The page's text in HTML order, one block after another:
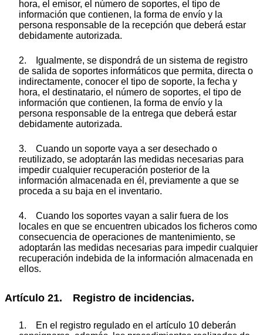
hora, el emisor, el número de soportes, el tipo de
información que contienen, la forma de envío y la
persona responsable de la recepción que deberá estar
debidamente autorizada.
2. Igualmente, se dispondrá de un sistema de registro
de salida de soportes informáticos que permita, directa o
indirectamente, conocer el tipo de soporte, la fecha y
hora, el destinatario, el número de soportes, el tipo de
información que contienen, la forma de envío y la
persona responsable de la entrega que deberá estar
debidamente autorizada.
3. Cuando un soporte vaya a ser desechado o
reutilizado, se adoptarán las medidas necesarias para
impedir cualquier recuperación posterior de la
información almacenada en él, previamente a que se
proceda a su baja en el inventario.
4. Cuando los soportes vayan a salir fuera de los
locales en que se encuentren ubicados los ficheros como
consecuencia de operaciones de mantenimiento, se
adoptarán las medidas necesarias para impedir cualquier
recuperación indebida de la información almacenada en
ellos.
Artículo 21. Registro de incidencias.
1. En el registro regulado en el artículo 10 deberán